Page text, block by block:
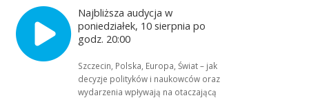
Najbliższa audycja w
poniedziałek, 10 sierpnia po
godz. 20:00
Szczecin, Polska, Europa, Świat – jak
decyzje polityków i naukowców oraz
wydarzenia wpływają na otaczającą